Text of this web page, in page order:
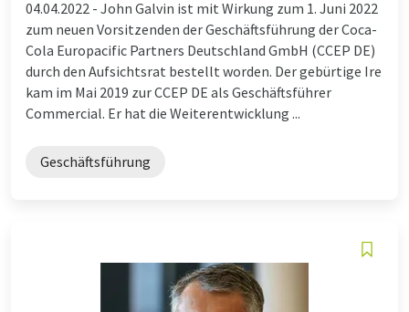
04.04.2022 - John Galvin ist mit Wirkung zum 1. Juni 2022
zum neuen Vorsitzenden der Geschäftsführung der Coca-
Cola Europacific Partners Deutschland GmbH (CCEP DE)
durch den Aufsichtsrat bestellt worden. Der gebürtige Ire
kam im Mai 2019 zur CCEP DE als Geschäftsführer
Commercial. Er hat die Weiterentwicklung ...
Geschäftsführung